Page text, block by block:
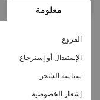
معلومة
الفروع
الإستبدال أو إسترجاع
سياسة الشحن
إشعار الخصوصية